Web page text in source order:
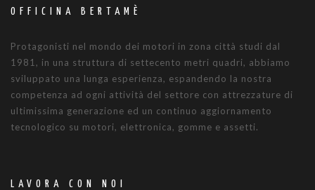
OFFICINA BERTAMÈ
Protagonisti nel mondo dei motori in zona città studi dal
1981, in una struttura di settecento metri quadri, abbiamo
sviluppato una lunga esperienza, espandendo la nostra
competenza ad ogni attività del settore con attrezzature di
ultimissima generazione ed un continuo aggiornamento
tecnologico su motori, elettronica, gomme e assetti.
LAVORA CON NOI